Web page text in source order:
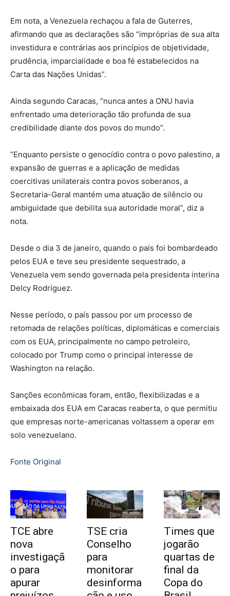
Em nota, a Venezuela rechaçou a fala de Guterres,
afirmando que as declarações são “impróprias de sua alta
investidura e contrárias aos princípios de objetividade,
prudência, imparcialidade e boa fé estabelecidos na
Carta das Nações Unidas”.
Ainda segundo Caracas, “nunca antes a ONU havia
enfrentado uma deterioração tão profunda de sua
credibilidade diante dos povos do mundo”.
“Enquanto persiste o genocídio contra o povo palestino, a
expansão de guerras e a aplicação de medidas
coercitivas unilaterais contra povos soberanos, a
Secretaria-Geral mantém uma atuação de silêncio ou
ambiguidade que debilita sua autoridade moral”, diz a
nota.
Desde o dia 3 de janeiro, quando o país foi bombardeado
pelos EUA e teve seu presidente sequestrado, a
Venezuela vem sendo governada pela presidenta interina
Delcy Rodríguez.
Nesse período, o país passou por um processo de
retomada de relações políticas, diplomáticas e comerciais
com os EUA, principalmente no campo petroleiro,
colocado por Trump como o principal interesse de
Washington na relação.
Sanções econômicas foram, então, flexibilizadas e a
embaixada dos EUA em Caracas reaberta, o que permitiu
que empresas norte-americanas voltassem a operar em
solo venezuelano.
Fonte Original
TCE abre
nova
investigaçã
o para
apurar
TSE cria
Conselho
para
monitorar
desinforma
Times que
jogarão
quartas de
final da
Copa do